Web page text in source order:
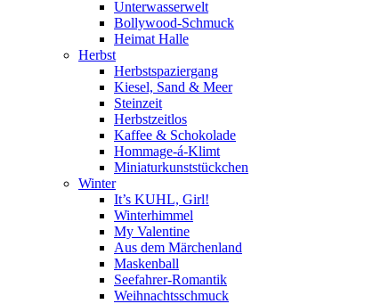
Unterwasserwelt
Bollywood-Schmuck
Heimat Halle
Herbst
Herbstspaziergang
Kiesel, Sand & Meer
Steinzeit
Herbstzeitlos
Kaffee & Schokolade
Hommage-á-Klimt
Miniaturkunststückchen
Winter
It’s KUHL, Girl!
Winterhimmel
My Valentine
Aus dem Märchenland
Maskenball
Seefahrer-Romantik
Weihnachtsschmuck